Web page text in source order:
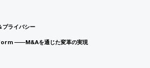
プライバシー
――M&Aを通じた変革の実現